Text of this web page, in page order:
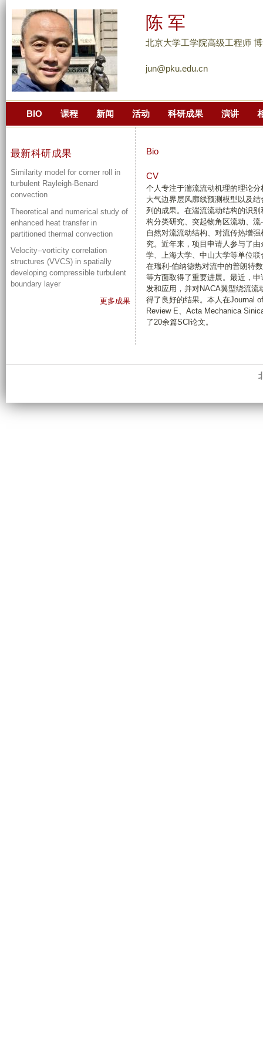
到
主
内
陈 军
北京大学工学院高级工程师
jun@pku.edu.cn
BIO 课程 新闻 活动 科研成果 演讲
Bio
CV
个人专注于湍流流动机理的理论
大气边界层风廓线预测模型以及
列的成果。在湍流流动结构的识
构分类研究、突起物角区流动、
自然对流流动结构、对流传热增
究。近年来，项目申请人参与了
学、上海大学、中山大学等单位
在瑞利-伯纳德热对流中的普朗特
等方面取得了重要进展。最近，
发和应用，并对NACA翼型绕流
得了良好的结果。本人在Journal
Review E、Acta Mechanica
了20余篇SCI论文。
最新科研成果
Similarity model for corner roll in
turbulent Rayleigh-Benard
convection
Theoretical and numerical study of
enhanced heat transfer in
partitioned thermal convection
Velocity--vorticity correlation
structures (VVCS) in spatially
developing compressible turbulent
boundary layer
更多成果